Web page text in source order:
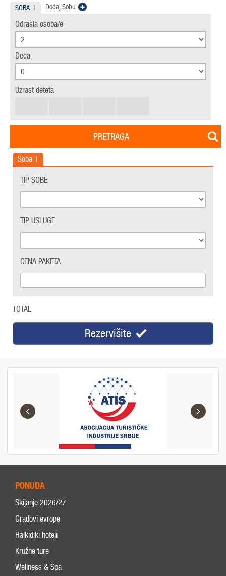
SOBA 1 Dodaj Sobu
Odrasla osoba/e
Deca
Uzrast deteta
PRETRAGA
Soba 1
TIP SOBE
TIP USLUGE
CENA PAKETA
TOTAL
Rezervišite
‹ ›
PONUDA
Skijanje 2026/27
Gradovi evrope
Halkidiki hoteli
Kružne ture
Wellness & Spa